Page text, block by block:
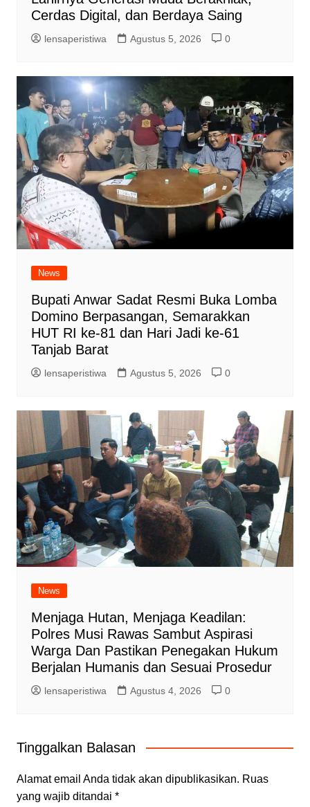
Cerdas Digital, dan Berdaya Saing
lensaperistiwa Agustus 5, 2026 0
News
Bupati Anwar Sadat Resmi Buka Lomba
Domino Berpasangan, Semarakkan
HUT RI ke-81 dan Hari Jadi ke-61
Tanjab Barat
lensaperistiwa Agustus 5, 2026 0
News
Menjaga Hutan, Menjaga Keadilan:
Polres Musi Rawas Sambut Aspirasi
Warga Dan Pastikan Penegakan Hukum
Berjalan Humanis dan Sesuai Prosedur
lensaperistiwa Agustus 4, 2026 0
Tinggalkan Balasan
Alamat email Anda tidak akan dipublikasikan. Ruas
yang wajib ditandai *